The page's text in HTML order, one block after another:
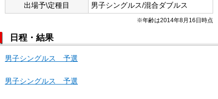
出場予\定種目
男子シングルス/混合ダブルス
※年齢は2014年8月16日時点
日程・結果
男子シングルス 予選
男子シングルス 予選